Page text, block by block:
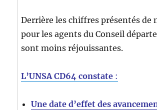
Derrière les chiffres présentés de
pour les agents du Conseil
sont moins réjouissantes.
L’UNSA CD64 constate :
Une date d’effet des